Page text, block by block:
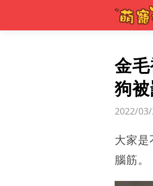
金
狗被
2022/03/
大家是
腦筋。